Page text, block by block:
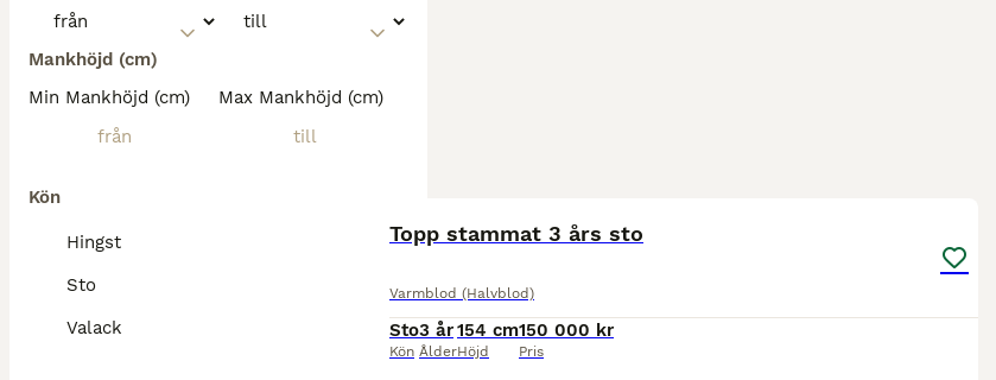
Mankhöjd (cm)
Min Mankhöjd (cm)
Max Mankhöjd (cm)
Kön
Hingst
Sto
Valack
Topp stammat 3 års sto
Varmblod (Halvblod)
Sto
Kön
3 år
Ålder
154 cm
Höjd
150 000 kr
Pris